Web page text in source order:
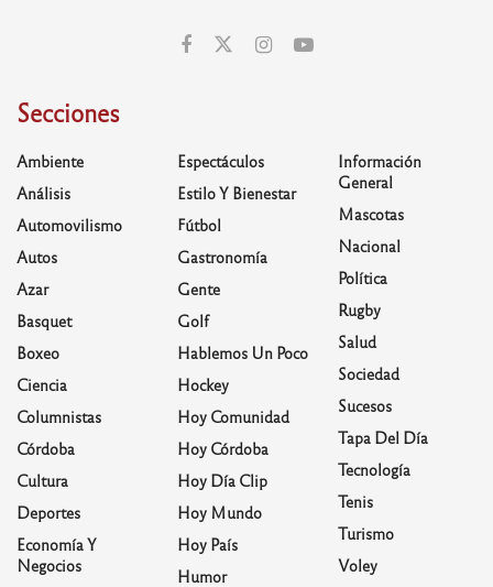
Secciones
Ambiente
Análisis
Automovilismo
Autos
Azar
Basquet
Boxeo
Ciencia
Columnistas
Córdoba
Cultura
Deportes
Economía Y
Negocios
Espectáculos
Estilo Y Bienestar
Fútbol
Gastronomía
Gente
Golf
Hablemos Un Poco
Hockey
Hoy Comunidad
Hoy Córdoba
Hoy Día Clip
Hoy Mundo
Hoy País
Humor
Información
General
Mascotas
Nacional
Política
Rugby
Salud
Sociedad
Sucesos
Tapa Del Día
Tecnología
Tenis
Turismo
Voley